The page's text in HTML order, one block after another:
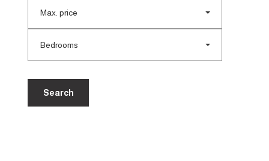
Max. price
Bedrooms